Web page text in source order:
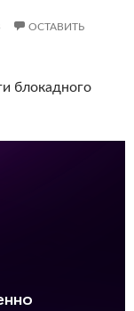
ОСТАВИТЬ
блокадного